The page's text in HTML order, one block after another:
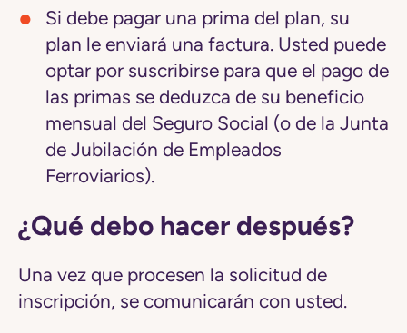
Si debe pagar una prima del plan, su
plan le enviará una factura. Usted puede
optar por suscribirse para que el pago de
las primas se deduzca de su beneficio
mensual del Seguro Social (o de la Junta
de Jubilación de Empleados
Ferroviarios).
¿Qué debo hacer después?
Una vez que procesen la solicitud de
inscripción, se comunicarán con usted.